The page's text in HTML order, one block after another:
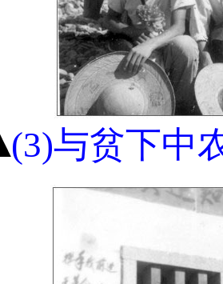
(3)与贫下中